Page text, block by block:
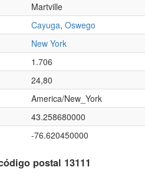
Martville
Cayuga, Oswego
New York
1.706
24,80
America/New_York
43.258680000
-76.620450000
postal 13111